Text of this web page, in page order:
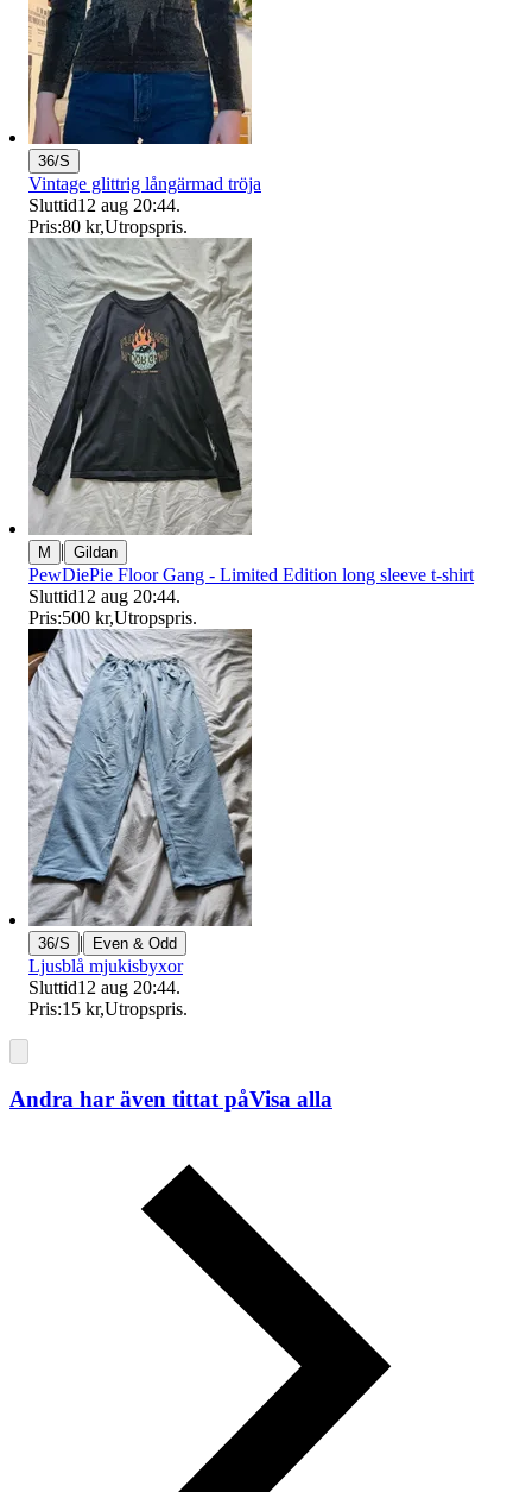
36/S
Vintage glittrig långärmad tröja
Sluttid12 aug 20:44.
Pris:80 kr,Utropspris.
M | Gildan
PewDiePie Floor Gang - Limited Edition long sleeve t-shirt
Sluttid12 aug 20:44.
Pris:500 kr,Utropspris.
36/S | Even & Odd
Ljusblå mjukisbyxor
Sluttid12 aug 20:44.
Pris:15 kr,Utropspris.
Andra har även tittat påVisa alla